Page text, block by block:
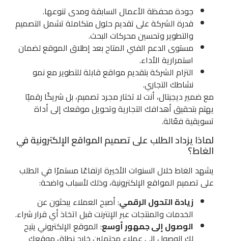
جودة محفظة الأعمال السابقة ومدى تنوعها.
قدرة الشركة على تقديم حلول متكاملة تشمل التصميم
والتطوير وتحسين محركات البحث.
مستوى الدعم الفني المتاح بعد إطلاق الموقع لضمان
استمرارية الأداء.
التزام الشركة بتقديم مواقع قابلة للتطوير مع نمو
نشاطك التجاري.
مع ضمير ديجيتال، أنت لا تختار مجرد تصميم، بل شريكًا رقميًا
يهتم بتحقيق أهدافك التجارية وتحويل موقعك إلى أداة
تسويقية فعّالة.
لماذا يزداد الطلب على تصميم المواقع الإلكترونية في
الغاط؟
يشهد الغاط خلال السنوات الأخيرة ارتفاعًا مستمرًا في الطلب
على تصميم المواقع الإلكترونية، وذلك لأسباب واضحة:
زيادة التحول الرقمي: أصبح العملاء يبحثون عن
الخدمات والمنتجات عبر الإنترنت قبل اتخاذ أي قرار شراء.
الوصول إلى جمهور أوسع: الموقع الإلكتروني يتيح